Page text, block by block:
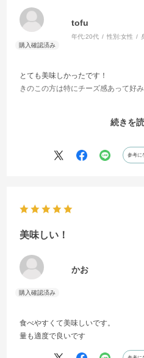
tofu
年代:20代 性別:女性
とても美味しかったです！
きのこの方は特にチーズ感あって好み
ラダなどと一緒に食べるとちょうどい
カロリーは137kcalと234kcalという
い。腹持ちを求める朝昼より、夜ご
続きを
参考に
美味しい！
かお
食べやすくて美味しいです。
量も適度で良いです